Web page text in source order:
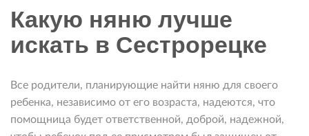
Какую няню лучше
искать в Сестрорецке
Все родители, планирующие найти няню для своего
ребенка, независимо от его возраста, надеются, что
помощница будет ответственной, доброй, надежной,